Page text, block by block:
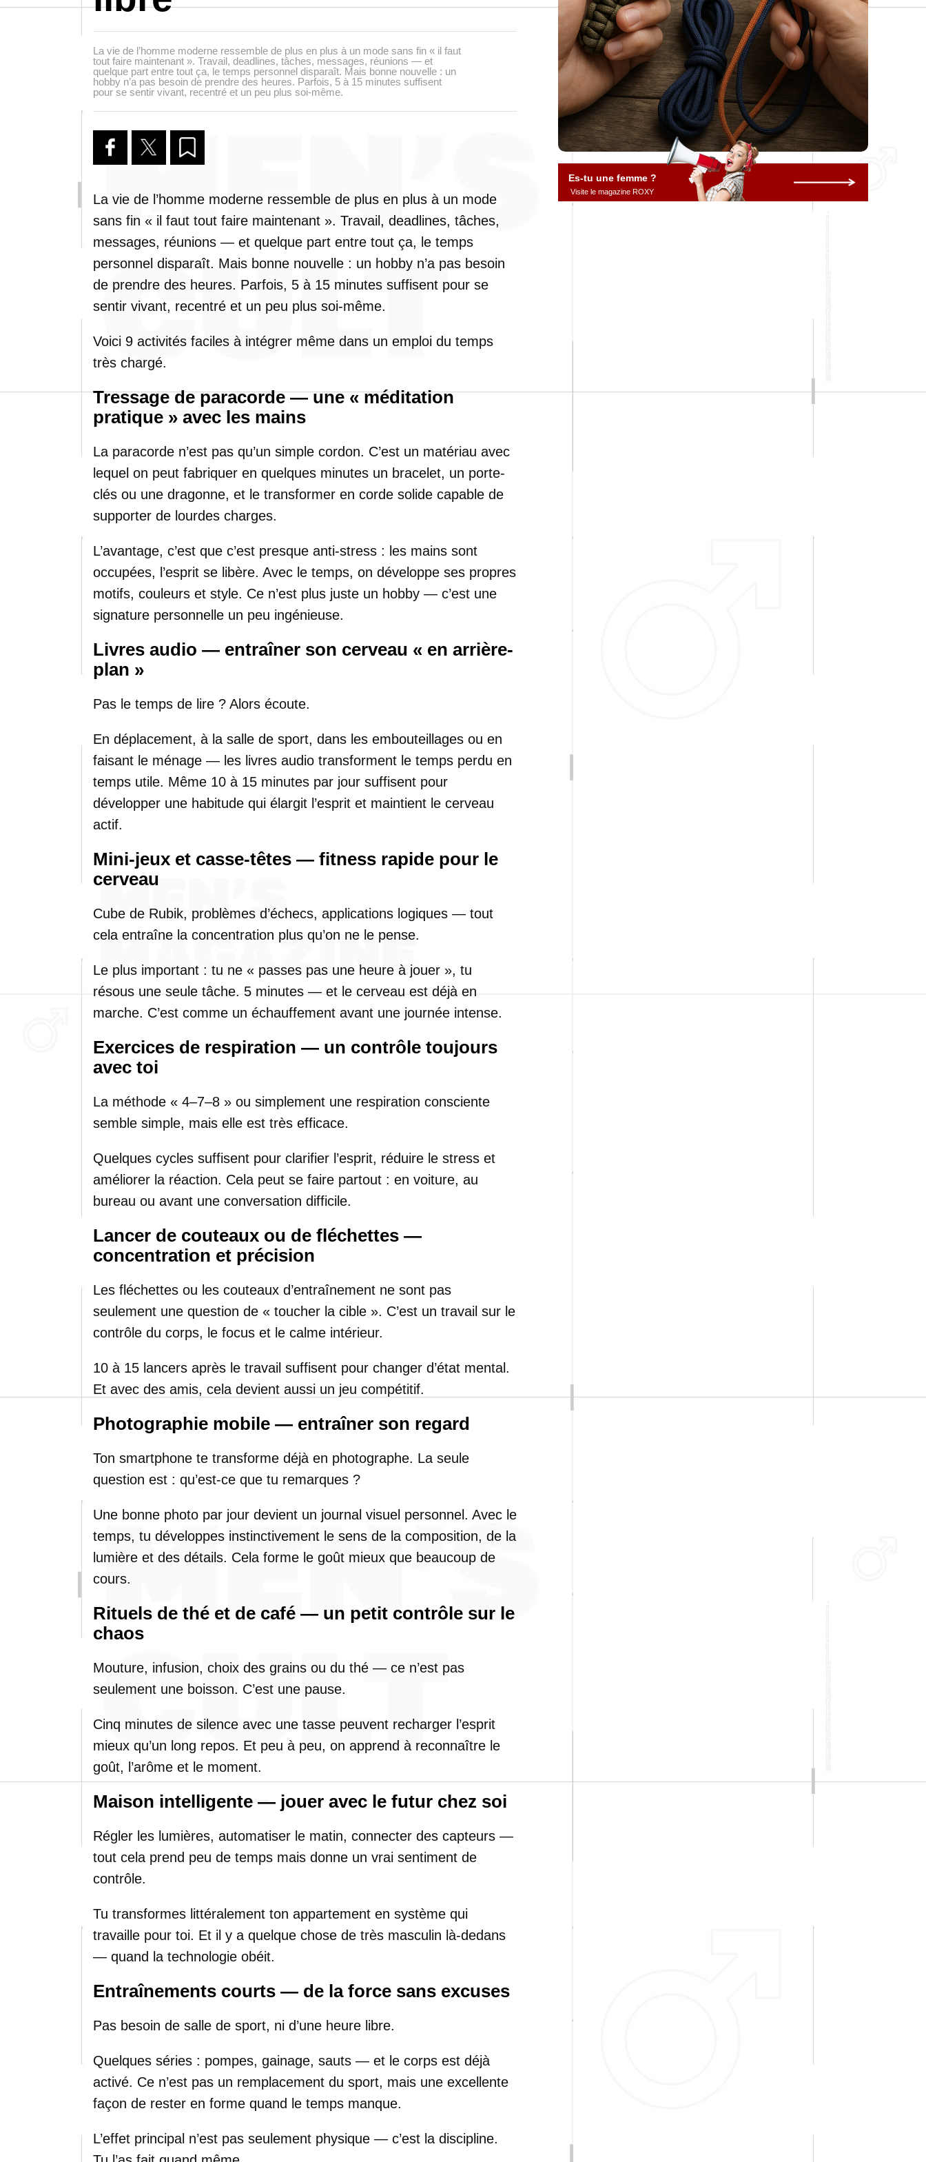
La vie de l’homme moderne ressemble de plus en plus à un mode sans fin « il faut
tout faire maintenant ». Travail, deadlines, tâches, messages, réunions — et
quelque part entre tout ça, le temps personnel disparaît. Mais bonne nouvelle : un
hobby n’a pas besoin de prendre des heures. Parfois, 5 à 15 minutes suffisent
pour se sentir vivant, recentré et un peu plus soi-même.
La vie de l’homme moderne ressemble de plus en plus à un mode
sans fin « il faut tout faire maintenant ». Travail, deadlines, tâches,
messages, réunions — et quelque part entre tout ça, le temps
personnel disparaît. Mais bonne nouvelle : un hobby n’a pas besoin
de prendre des heures. Parfois, 5 à 15 minutes suffisent pour se
sentir vivant, recentré et un peu plus soi-même.
Voici 9 activités faciles à intégrer même dans un emploi du temps
très chargé.
Tressage de paracorde — une « méditation
pratique » avec les mains
La paracorde n’est pas qu’un simple cordon. C’est un matériau avec
lequel on peut fabriquer en quelques minutes un bracelet, un porte-
clés ou une dragonne, et le transformer en corde solide capable de
supporter de lourdes charges.
L’avantage, c’est que c’est presque anti-stress : les mains sont
occupées, l’esprit se libère. Avec le temps, on développe ses propres
motifs, couleurs et style. Ce n’est plus juste un hobby — c’est une
signature personnelle un peu ingénieuse.
Livres audio — entraîner son cerveau « en arrière-
plan »
Pas le temps de lire ? Alors écoute.
En déplacement, à la salle de sport, dans les embouteillages ou en
faisant le ménage — les livres audio transforment le temps perdu en
temps utile. Même 10 à 15 minutes par jour suffisent pour
développer une habitude qui élargit l’esprit et maintient le cerveau
actif.
Mini-jeux et casse-têtes — fitness rapide pour le
cerveau
Cube de Rubik, problèmes d’échecs, applications logiques — tout
cela entraîne la concentration plus qu’on ne le pense.
Le plus important : tu ne « passes pas une heure à jouer », tu
résous une seule tâche. 5 minutes — et le cerveau est déjà en
marche. C’est comme un échauffement avant une journée intense.
Exercices de respiration — un contrôle toujours
avec toi
La méthode « 4–7–8 » ou simplement une respiration consciente
semble simple, mais elle est très efficace.
Quelques cycles suffisent pour clarifier l’esprit, réduire le stress et
améliorer la réaction. Cela peut se faire partout : en voiture, au
bureau ou avant une conversation difficile.
Lancer de couteaux ou de fléchettes —
concentration et précision
Les fléchettes ou les couteaux d’entraînement ne sont pas
seulement une question de « toucher la cible ». C’est un travail sur le
contrôle du corps, le focus et le calme intérieur.
10 à 15 lancers après le travail suffisent pour changer d’état mental.
Et avec des amis, cela devient aussi un jeu compétitif.
Photographie mobile — entraîner son regard
Ton smartphone te transforme déjà en photographe. La seule
question est : qu’est-ce que tu remarques ?
Une bonne photo par jour devient un journal visuel personnel. Avec le
temps, tu développes instinctivement le sens de la composition, de la
lumière et des détails. Cela forme le goût mieux que beaucoup de
cours.
Rituels de thé et de café — un petit contrôle sur le
chaos
Mouture, infusion, choix des grains ou du thé — ce n’est pas
seulement une boisson. C’est une pause.
Cinq minutes de silence avec une tasse peuvent recharger l’esprit
mieux qu’un long repos. Et peu à peu, on apprend à reconnaître le
goût, l’arôme et le moment.
Maison intelligente — jouer avec le futur chez soi
Régler les lumières, automatiser le matin, connecter des capteurs —
tout cela prend peu de temps mais donne un vrai sentiment de
contrôle.
Tu transformes littéralement ton appartement en système qui
travaille pour toi. Et il y a quelque chose de très masculin là-dedans
— quand la technologie obéit.
Entraînements courts — de la force sans excuses
Pas besoin de salle de sport, ni d’une heure libre.
Quelques séries : pompes, gainage, sauts — et le corps est déjà
activé. Ce n’est pas un remplacement du sport, mais une excellente
façon de rester en forme quand le temps manque.
L’effet principal n’est pas seulement physique — c’est la discipline.
Es-tu une femme ?
Visite le magazine ROXY